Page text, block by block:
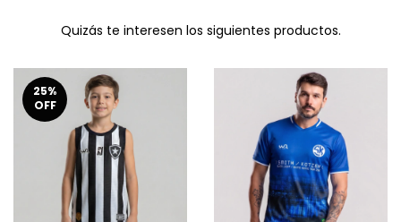
Quizás te interesen los siguientes productos.
25%
OFF